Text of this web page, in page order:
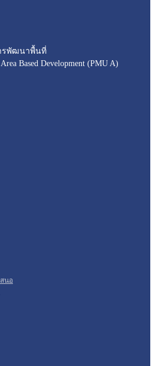
รพัฒนาพื้นที่
Based Development (PMU A)
นอ